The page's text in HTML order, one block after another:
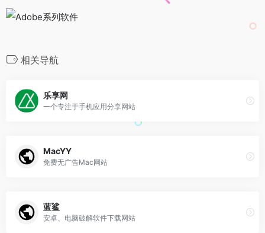
相关导航
乐享网
一个专注于手机应用分享网站
MacYY
免费无广告Mac网站
蓝鲨
安卓、电脑破解软件下载网站